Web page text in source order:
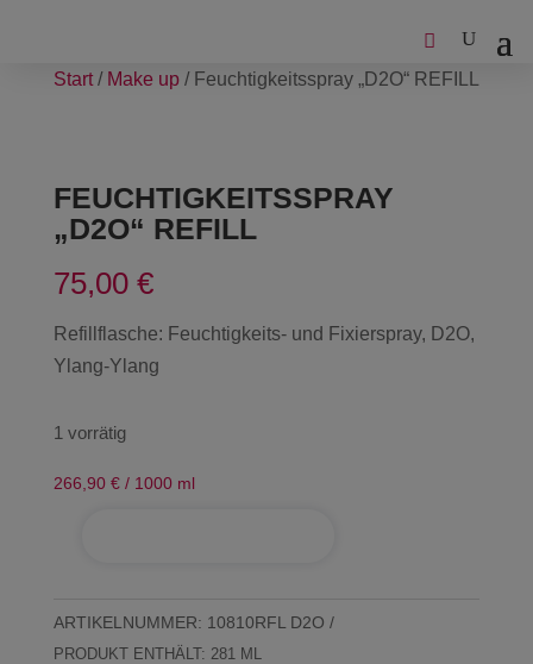
Start/ Make up/ Feuchtigkeitsspray „D2O“ REFILL
FEUCHTIGKEITSSPRAY
„D2O“ REFILL
75,00 €
Refillflasche: Feuchtigkeits- und Fixierspray, D2O,
Ylang-Ylang
1 vorrätig
266,90 €/ 1000 ml
REFILL
Menge
ARTIKELNUMMER: 10810RFL D2O
PRODUKT ENTHÄLT: 281 ML